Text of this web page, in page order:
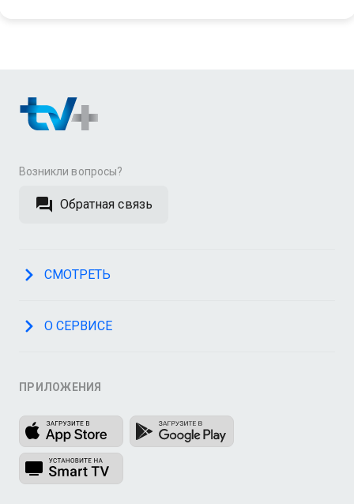
Возникли вопросы?
Обратная связь
СМОТРЕТЬ
О СЕРВИСЕ
ПРИЛОЖЕНИЯ